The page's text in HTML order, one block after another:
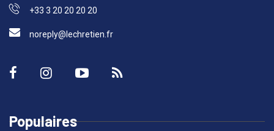
+33 3 20 20 20 20
noreply@lechretien.fr
Populaires